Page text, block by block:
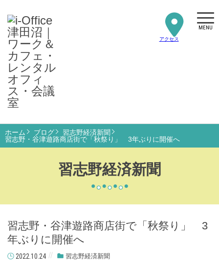
アクセス
MENU
習志野経済新聞
ホーム ブログ
習志野経済新聞
習志野・谷津遊路商店街で「秋祭り」 3年ぶりに開催へ
習志野・谷津遊路商店街で「秋祭り」 3
年ぶりに開催へ
2022.10.24 習志野経済新聞